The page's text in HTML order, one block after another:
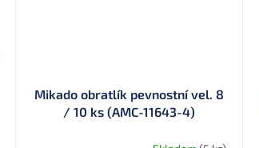
Mikado obratlík pevnostní vel. 8
/ 10 ks (AMC-11643-4)